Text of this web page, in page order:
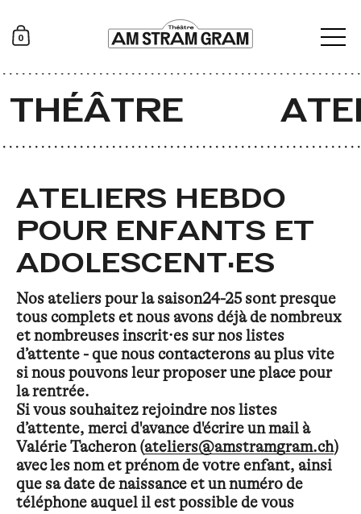
0
ATELIERS HEBDO
POUR ENFANTS ET
ADOLESCENT·ES
Nos ateliers pour la saison24-25sont presque
tous complets et nous avons déjà de nombreux
et nombreuses inscrit·es sur nos listes
d’attente - que nous contacterons au plus vite
si nous pouvons leur proposer une place pour
la rentrée.
Si vous souhaitez rejoindre nos listes
d’attente, merci d'avance d'écrire un mail à
Valérie Tacheron (ateliers@amstramgram.ch)
avec les nom et prénom de votre enfant, ainsi
que sa date de naissance et un numéro de
téléphone auquel il est possible de vous